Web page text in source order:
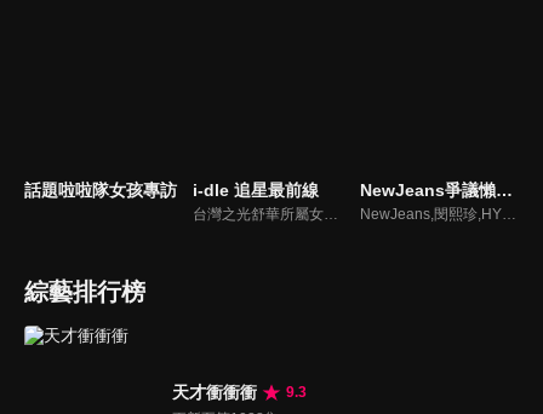
話題啦啦隊女孩專訪 i-dle 追星最前線
台灣之光舒華所屬女團最新消息報你知
NewJeans爭議懶人包
NewJeans,閔熙珍,HYBE爭議懶人包
綜藝排行榜
天才衝衝衝
9.3